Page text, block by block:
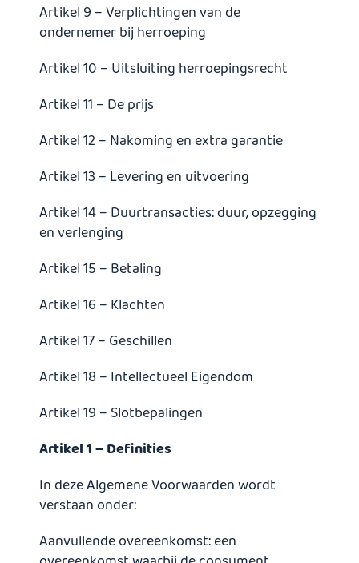
Artikel 9 – Verplichtingen van de
ondernemer bij herroeping
Artikel 10 – Uitsluiting herroepingsrecht
Artikel 11 – De prijs
Artikel 12 – Nakoming en extra garantie
Artikel 13 – Levering en uitvoering
Artikel 14 – Duurtransacties: duur, opzegging
en verlenging
Artikel 15 – Betaling
Artikel 16 – Klachten
Artikel 17 – Geschillen
Artikel 18 – Intellectueel Eigendom
Artikel 19 – Slotbepalingen
Artikel 1 – Definities
In deze Algemene Voorwaarden wordt
verstaan onder:
Aanvullende overeenkomst: een